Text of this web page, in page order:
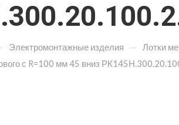
Электромонтажные изделия — Лотки
с R=100 мм 45 вниз